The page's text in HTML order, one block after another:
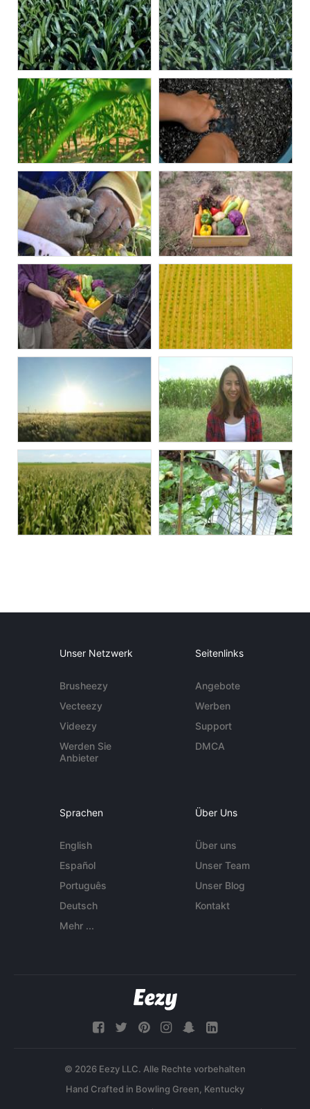
Unser Netzwerk
Brusheezy
Vecteezy
Videezy
Werden Sie
Anbieter
Seitenlinks
Angebote
Werben
Support
DMCA
Sprachen
English
Español
Português
Deutsch
Mehr ...
Über Uns
Über uns
Unser Team
Unser Blog
Kontakt
© 2026 Eezy LLC. Alle Rechte vorbehalten